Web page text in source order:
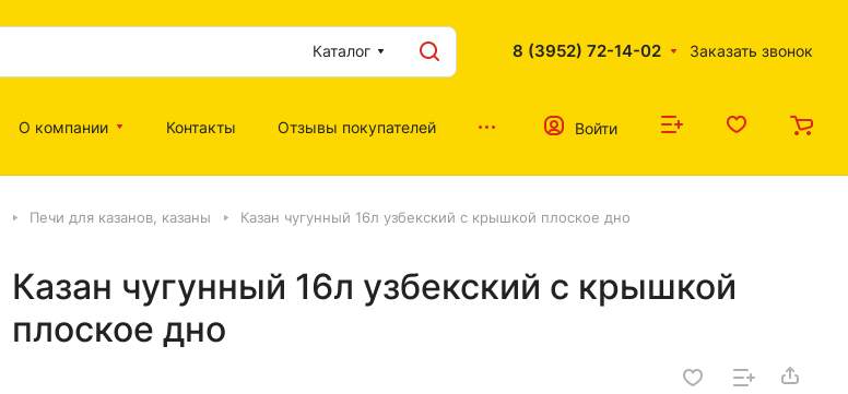
Каталог 8 (3952) 72-14-02 Заказать звонок
О компании Контакты Отзывы покупателей Войти
Печи для казанов, казаны Казан чугунный 16л узбекский с крышкой плоское дно
Казан чугунный 16л узбекский с крышкой
плоское дно